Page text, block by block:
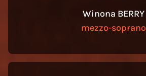
Winona BERRY
mezzo-soprano